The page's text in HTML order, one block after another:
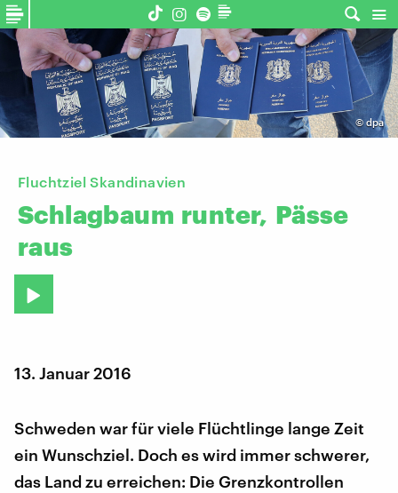
© dpa
Fluchtziel Skandinavien
Schlagbaum runter, Pässe
raus
13. Januar 2016
Schweden war für viele Flüchtlinge lange Zeit
ein Wunschziel. Doch es wird immer schwerer,
das Land zu erreichen: Die Grenzkontrollen